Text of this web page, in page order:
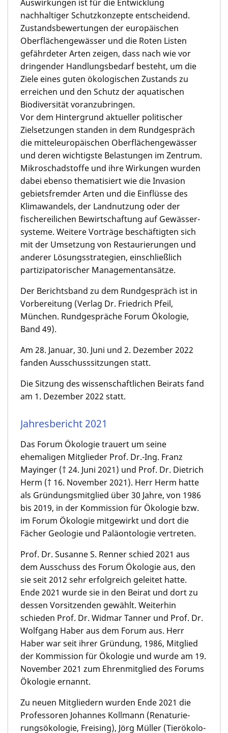
Auswirkun­gen ist für die Entwicklung
nachhaltiger Schutzkon­zepte entscheidend.
Zustands­bewertun­gen der europäi­schen
Oberflächen­gewässer und die Roten Listen
gefährdeter Arten zeigen, dass nach wie vor
dringender Handlungs­bedarf besteht, um die
Ziele eines guten ökologi­schen Zustands zu
erreichen und den Schutz der aquati­schen
Biodiversi­tät voranzubrin­gen.
Vor dem Hintergrund aktueller politischer
Zielsetzun­gen standen in dem Rundgespräch
die mitteleuro­päischen Oberflächen­gewäs­ser
und deren wichtigste Belastun­gen im Zentrum.
Mikroschad­stoffe und ihre Wirkungen wurden
dabei ebenso themati­siert wie die Invasion
gebiets­frem­der Arten und die Einflüsse des
Klimawan­dels, der Landnutzung oder der
fischerei­lichen Bewirtschaf­tung auf Gewässer­
systeme. Weitere Vorträge beschäftig­ten sich
mit der Umsetzung von Restau­rierun­gen und
anderer Lösungs­strate­gien, einschließlich
partizipatori­scher Management­ansätze.
Der Berichtsband zu dem Rundgespräch ist in
Vorberei­tung (Verlag Dr. Friedrich Pfeil,
München. Rundgespräche Forum Ökologie,
Band 49).
Am 28. Januar, 30. Juni und 2. Dezember 2022
fanden Ausschuss­sitzungen statt.
Die Sitzung des wissenschaftlichen Beirats fand
am 1. Dezember 2022 statt.
Jahresbericht 2021
­Das Forum Ökologie trauert um seine
ehemaligen Mitglieder Prof. Dr.-Ing. Franz
Mayinger († 24. Juni 2021) und Prof. Dr. Dietrich
Herm († 16. November 2021). Herr Herm hatte
als Gründungs­mitglied über 30 Jahre, von 1986
bis 2019, in der Kommis­sion für Ökologie bzw.
im Forum Ökologie mitgewirkt und dort die
Fächer Geologie und Paläonto­logie vertreten.
Prof. Dr. Susanne S. Renner schied 2021 aus
dem Ausschuss des Forum Ökologie aus, den
sie seit 2012 sehr erfolgreich geleitet hatte.
Ende 2021 wurde sie in den Beirat und dort zu
dessen Vorsitzen­den gewählt. Weiterhin
schieden Prof. Dr. Widmar Tanner und Prof. Dr.
Wolfgang Haber aus dem Forum aus. Herr
Haber war seit ihrer Gründung, 1986, Mitglied
der Kommis­sion für Ökologie und wurde am 19.
Novem­ber 2021 zum Ehrenmit­glied des Forums
Ökologie ernannt.
Zu neuen Mitgliedern wurden Ende 2021 die
Professo­ren Johannes Kollmann (Renaturie­
rungs­ökolo­gie, Freising), Jörg Müller (Tierökolo­